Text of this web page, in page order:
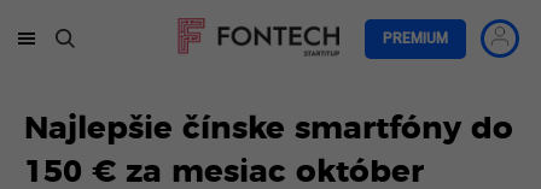
PREMIUM
Najlepšie čínske smartfóny do
150 € za mesiac október